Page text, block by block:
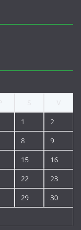
1 2
8 9
15 16
22 23
29 30